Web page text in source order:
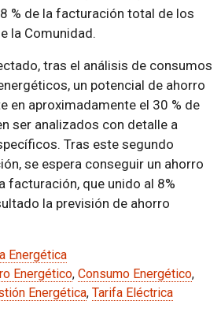
% de la facturación total de los
la Comunidad.
tras el análisis de consumos
un potencial de ahorro
en aproximadamente el 30 % de
ser analizados con detalle a
Tras este segundo
se espera conseguir un ahorro
facturación, que unido al 8%
la previsión de ahorro
Energética
Energético, Consumo Energético,
Energética, Tarifa Eléctrica